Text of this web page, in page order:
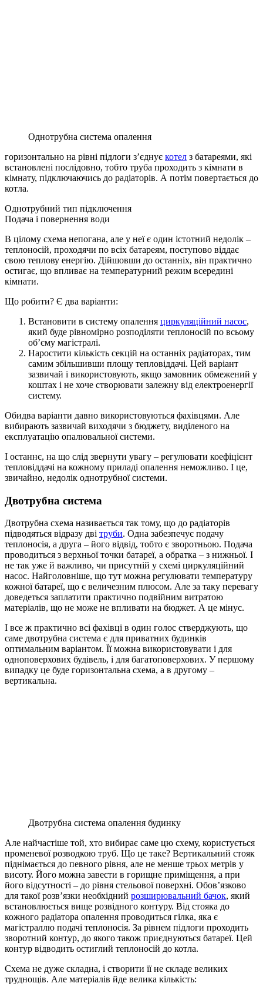
Однотрубна система опалення
горизонтально на рівні підлоги з’єднує котел з батареями, які
встановлені послідовно, тобто труба проходить з кімнати в
кімнату, підключаючись до радіаторів. А потім повертається до
котла.
Однотрубний тип підключення
Подача і повернення води
В цілому схема непогана, але у неї є один істотний недолік –
теплоносій, проходячи по всіх батареям, поступово віддає
свою теплову енергію. Дійшовши до останніх, він практично
остигає, що впливає на температурний режим всередині
кімнати.
Що робити? Є два варіанти:
Встановити в систему опалення циркуляційний насос,
який буде рівномірно розподіляти теплоносій по всьому
об’єму магістралі.
Наростити кількість секцій на останніх радіаторах, тим
самим збільшивши площу тепловіддачі. Цей варіант
зазвичай і використовують, якщо замовник обмежений у
коштах і не хоче створювати залежну від електроенергії
систему.
Обидва варіанти давно використовуються фахівцями. Але
вибирають зазвичай виходячи з бюджету, виділеного на
експлуатацію опалювальної системи.
І останнє, на що слід звернути увагу – регулювати коефіцієнт
тепловіддачі на кожному приладі опалення неможливо. І це,
звичайно, недолік однотрубної системи.
Двотрубна система
Двотрубна схема називається так тому, що до радіаторів
підводяться відразу дві труби. Одна забезпечує подачу
теплоносія, а друга – його відвід, тобто є зворотньою. Подача
проводиться з верхньої точки батареї, а обратка – з нижньої. І
не так уже й важливо, чи присутній у схемі циркуляційний
насос. Найголовніше, що тут можна регулювати температуру
кожної батареї, що є величезним плюсом. Але за таку перевагу
доведеться заплатити практично подвійним витратою
матеріалів, що не може не впливати на бюджет. А це мінус.
І все ж практично всі фахівці в один голос стверджують, що
саме двотрубна система є для приватних будинків
оптимальним варіантом. Її можна використовувати і для
одноповерхових будівель, і для багатоповерхових. У першому
випадку це буде горизонтальна схема, а в другому –
вертикальна.
Двотрубна система опалення будинку
Але найчастіше той, хто вибирає саме цю схему, користується
променевої розводкою труб. Що це таке? Вертикальний стояк
піднімається до певного рівня, але не менше трьох метрів у
висоту. Його можна завести в горищне приміщення, а при
його відсутності – до рівня стельової поверхні. Обов’язково
для такої розв’язки необхідний розширювальний бачок, який
встановлюється вище розвідного контуру. Від стояка до
кожного радіатора опалення проводиться гілка, яка є
магістраллю подачі теплоносія. За рівнем підлоги проходить
зворотний контур, до якого також приєднуються батареї. Цей
контур відводить остиглий теплоносій до котла.
Схема не дуже складна, і створити її не складе великих
труднощів. Але матеріалів йде велика кількість: